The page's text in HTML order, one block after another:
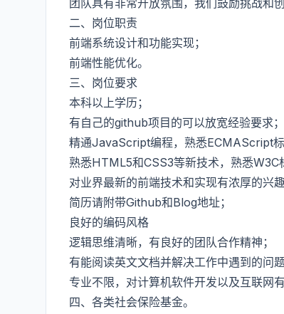
团队具有非常开放氛围，我们鼓励挑战和
二、岗位职责
前端系统设计和功能实现；
前端性能优化。
三、岗位要求
本科以上学历；
有自己的github项目的可以放宽经验要求；
精通JavaScript编程，熟悉ECMAScript标
熟悉HTML5和CSS3等新技术，熟悉W3C
对业界最新的前端技术和实现有浓厚的兴
简历请附带Github和Blog地址；
良好的编码风格
逻辑思维清晰，有良好的团队合作精神；
有能阅读英文文档并解决工作中遇到的问
专业不限，对计算机软件开发以及互联网
四、各类社会保险基金。